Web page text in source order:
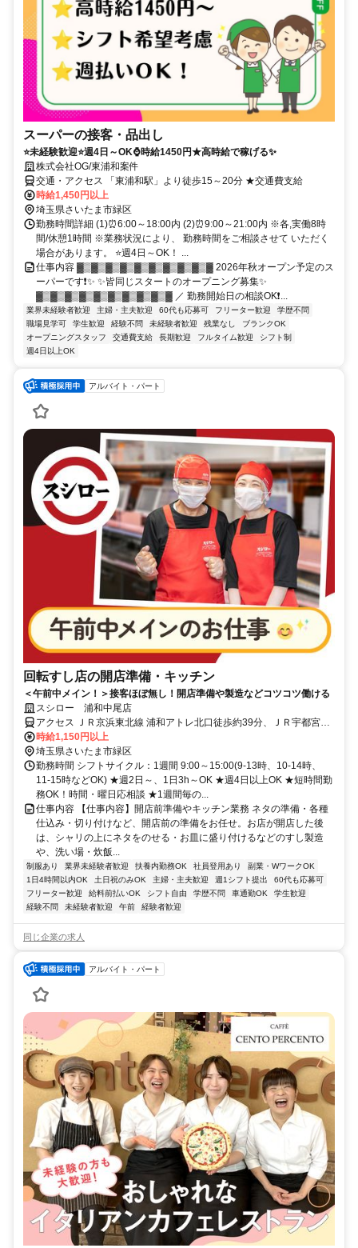
スーパーの接客・品出し
⭐未経験歓迎⭐週4日～OK⌚時給1450円★高時給で稼げる✨
株式会社OG/東浦和案件
交通・アクセス 「東浦和駅」より徒歩15～20分 ★交通費支給
時給1,450円以上
埼玉県さいたま市緑区
勤務時間詳細 (1)⏰6:00～18:00内 (2)⏰9:00～21:00内 ※各,実働8時
間/休憩1時間 ※業務状況により、 勤務時間をご相談させて いただく
場合があります。 ⭐週4日～OK！ ...
仕事内容 ▓▒▓▒▓▒▓▒▓▒▓▒▓▒▓▒▓▒▓ 2026年秋オープン予定のス
ーパーです❗✨ ✨皆同じスタートのオープニング募集✨
▓▒▓▒▓▒▓▒▓▒▓▒▓▒▓▒▓▒▓ ／ 勤務開始日の相談OK❗...
業界未経験者歓迎 主婦・主夫歓迎 60代も応募可 フリーター歓迎
学歴不問
職場見学可
学生歓迎 経験不問 未経験者歓迎 残業なし
ブランクOK
オープニングスタッフ
交通費支給 長期歓迎 フルタイム歓迎
シフト制
週4日以上OK
アルバイト・パート
回転すし店の開店準備・キッチン
＜午前中メイン！＞接客ほぼ無し！開店準備や製造などコツコツ働ける
スシロー 浦和中尾店
アクセス ＪＲ京浜東北線 浦和アトレ北口徒歩約39分、ＪＲ宇都宮線
〔東北本線〕・ＪＲ上野東京ライン/ＪＲ高崎線 浦和アトレ北口徒歩
約39分、ＪＲ武蔵野線 東浦和徒歩約38分
時給1,150円以上
埼玉県さいたま市緑区
勤務時間 シフトサイクル：1週間 9:00～15:00(9-13時、10-14時、
11-15時などOK) ★週2日～、1日3h～OK ★週4日以上OK ★短時間勤
務OK！時間・曜日応相談 ★1週間毎の...
仕事内容 【仕事内容】開店前準備やキッチン業務 ネタの準備・各種
仕込み・切り付けなど、開店前の準備をお任せ。お店が開店した後
は、シャリの上にネタをのせる・お皿に盛り付けるなどのすし製造
や、洗い場・炊飯...
制服あり 業界未経験者歓迎 扶養内勤務OK 社員登用あり
副業・WワークOK
1日4時間以内OK
土日祝のみOK 主婦・主夫歓迎 週1シフト提出
60代も応募可
フリーター歓迎
給料前払いOK シフト自由 学歴不問 車通勤OK
学生歓迎
経験不問
未経験者歓迎 午前 経験者歓迎
同じ企業の求人
アルバイト・パート